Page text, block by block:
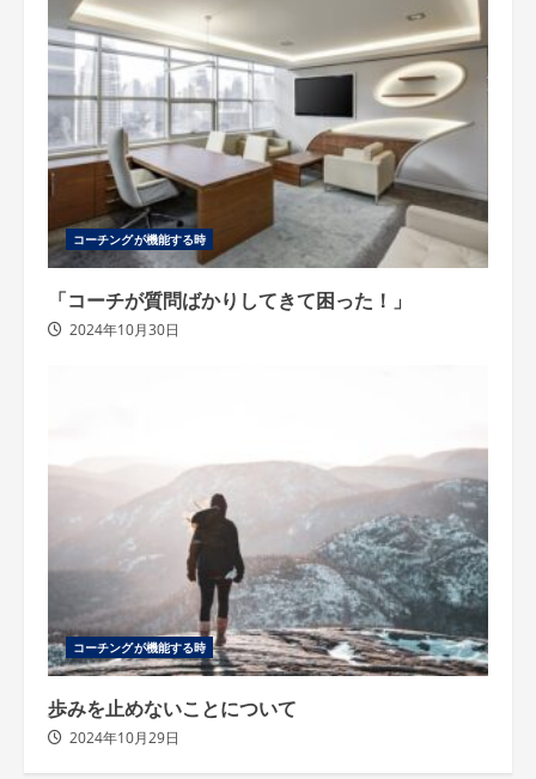
コーチングが機能する時
「コーチが質問ばかりしてきて困った！」
2024年10月30日
コーチングが機能する時
歩みを止めないことについて
2024年10月29日